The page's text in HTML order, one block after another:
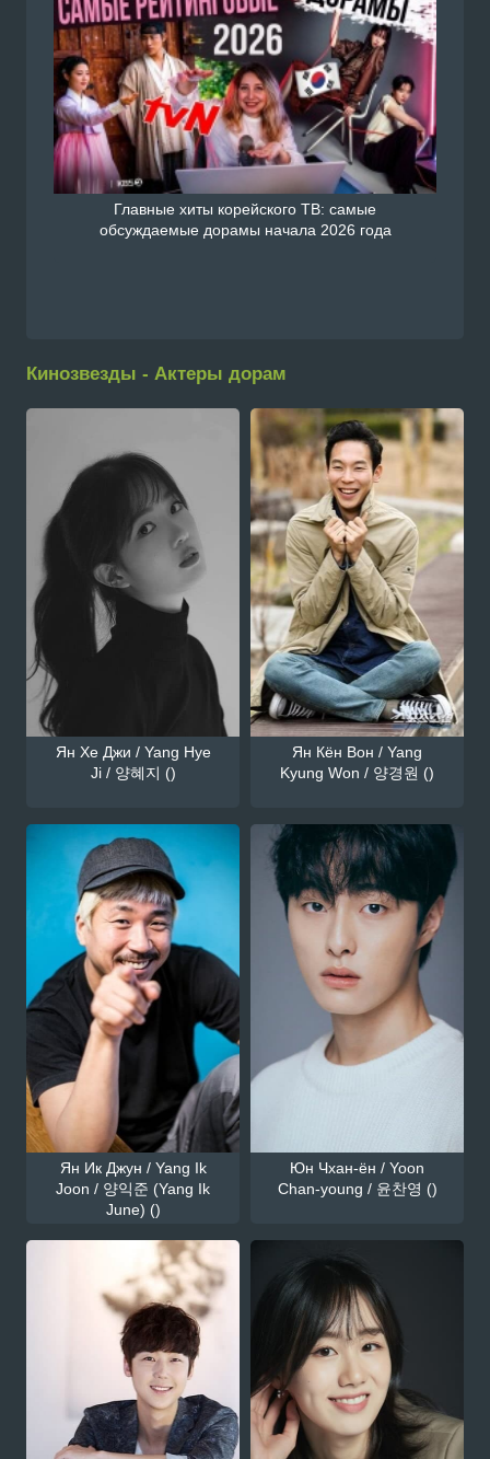
Главные хиты корейского ТВ: самые
обсуждаемые дорамы начала 2026 года
Кинозвезды - Актеры дорам
Ян Хе Джи / Yang Hye
Ji / 양혜지 ()
Ян Кён Вон / Yang
Kyung Won / 양경원 ()
Ян Ик Джун / Yang Ik
Joon / 양익준 (Yang Ik
June) ()
Юн Чхан-ён / Yoon
Chan-young / 윤찬영 ()